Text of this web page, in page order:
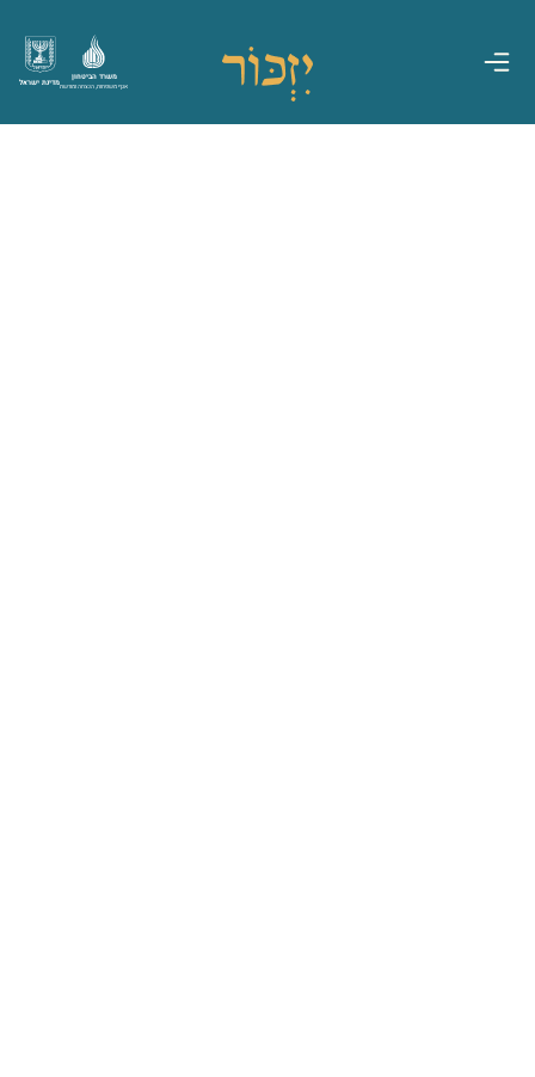
מדינת ישראל
משרד הביטחון
אגף משפחות, הנצחה ומורשת